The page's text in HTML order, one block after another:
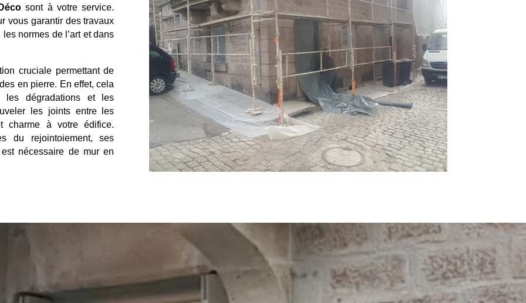
sont à votre service.
vous garantir des travaux
normes de l’art et dans
cruciale permettant de
en pierre. En effet, cela
les dégradations et les
les joints entre les
charme à votre édifice.
du rejointoiement, ses
nécessaire de mur en